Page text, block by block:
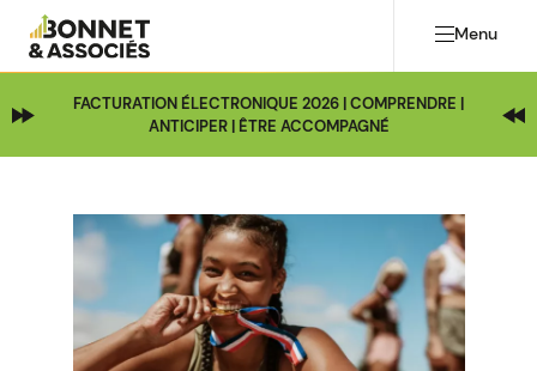
Menu
FACTURATION ÉLECTRONIQUE 2026 | COMPRENDRE |
ANTICIPER | ÊTRE ACCOMPAGNÉ